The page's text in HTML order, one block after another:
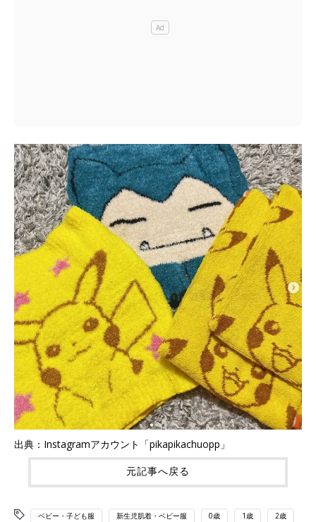
出典：Instagramアカウント「pikapikachuopp」
元記事へ戻る
ベビー・子ども服 新生児肌着・ベビー服 0歳 1歳 2歳